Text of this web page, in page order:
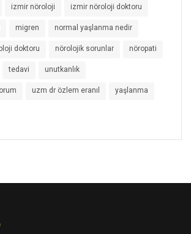
izmir nöroloji izmir nöroloji doktoru
migren normal yaşlanma nedir
doktoru nörolojik sorunlar nöropati
tedavi unutkanlık
uzm dr özlem eranıl yaşlanma